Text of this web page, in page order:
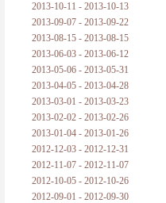
2013-10-11 - 2013-10-13
2013-09-07 - 2013-09-22
2013-08-15 - 2013-08-15
2013-06-03 - 2013-06-12
2013-05-06 - 2013-05-31
2013-04-05 - 2013-04-28
2013-03-01 - 2013-03-23
2013-02-02 - 2013-02-26
2013-01-04 - 2013-01-26
2012-12-03 - 2012-12-31
2012-11-07 - 2012-11-07
2012-10-05 - 2012-10-26
2012-09-01 - 2012-09-30